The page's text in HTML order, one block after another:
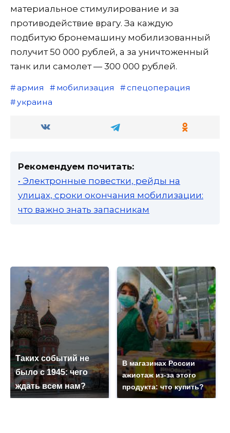
материальное стимулирование и за
противодействие врагу. За каждую
подбитую бронемашину мобилизованный
получит 50 000 рублей, а за уничтоженный
танк или самолет — 300 000 рублей.
армия мобилизация
спецоперация
украина
Рекомендуем почитать:
• Электронные повестки, рейды на
улицах, сроки окончания мобилизации:
что важно знать запасникам
Таких событий не
было с 1945: чего
ждать всем нам?
В магазинах России
ажиотаж из-за этого
продукта: что купить?